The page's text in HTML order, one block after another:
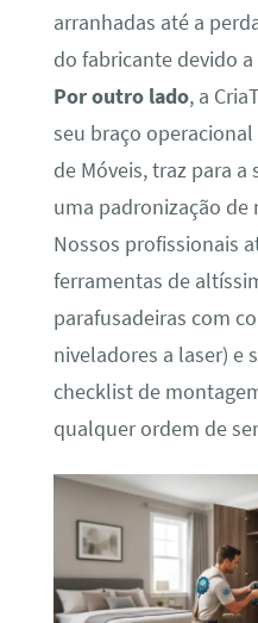
arranhadas até a
do fabricante devido
Por outro lado, a
seu braço
de Móveis, traz para a
uma padronização de
Nossos profissionais
ferramentas de
parafusadeiras com
niveladores a laser) e
checklist de
qualquer ordem de